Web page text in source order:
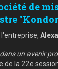
de
un avenir
de la 22e